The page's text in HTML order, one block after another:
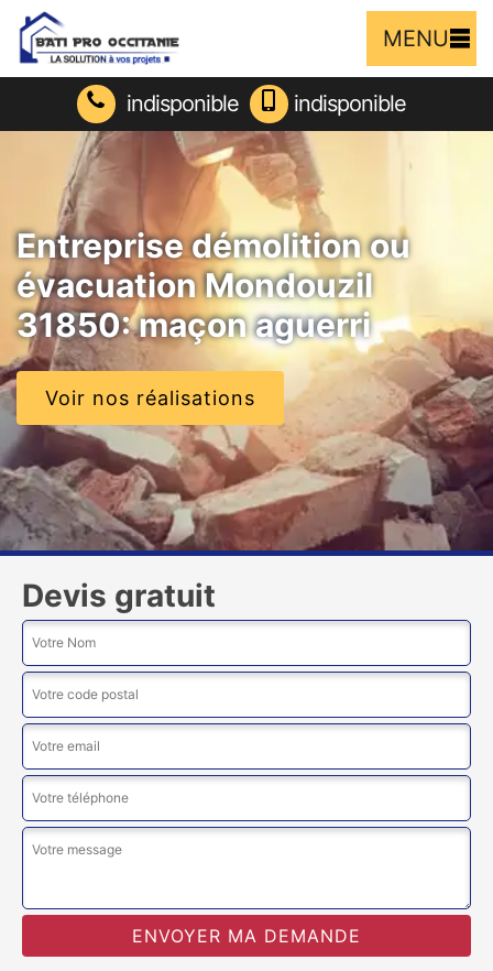
MENU
indisponible indisponible
Entreprise démolition ou
évacuation Mondouzil
31850: maçon aguerri
Voir nos réalisations
Devis gratuit